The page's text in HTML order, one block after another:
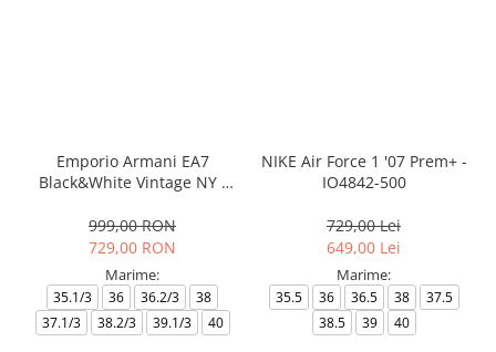
Emporio Armani EA7
Black&White Vintage NY -
999,00 RON
729,00 RON
Marime:
35.1/3 36 36.2/3
38
37.1/3
38.2/3 39.1/3 40
NIKE Air Force 1 '07 Prem+ -
IO4842-500
729,00 Lei
649,00 Lei
Marime:
35.5 36 36.5 38
37.5
38.5
39 40